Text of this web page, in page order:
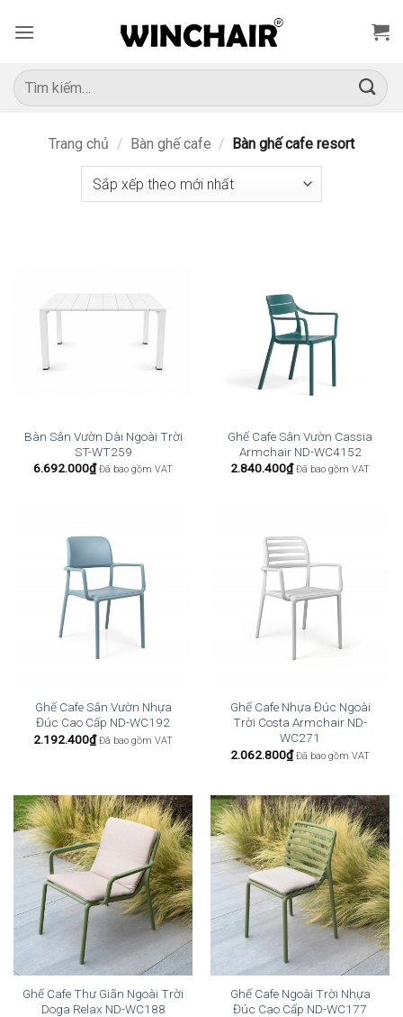
qua
dung
Tìm
kiếm:
Trang chủ / Bàn ghế cafe / Bàn ghế cafe resort
Bàn Sân Vườn Dài Ngoài Trời
ST-WT259
6.692.000₫ Đã bao gồm VAT
Ghế Cafe Sân Vườn Cassia
Armchair ND-WC4152
2.840.400₫ Đã bao gồm VAT
Ghế Cafe Sân Vườn Nhựa
Đúc Cao Cấp ND-WC192
2.192.400₫ Đã bao gồm VAT
Ghế Cafe Nhựa Đúc Ngoài
Trời Costa Armchair ND-
WC271
2.062.800₫ Đã bao gồm VAT
Ghế Cafe Thư Giãn Ngoài Trời
Doga Relax ND-WC188
Ghế Cafe Ngoài Trời Nhựa
Đúc Cao Cấp ND-WC177